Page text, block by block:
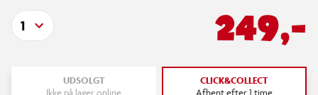
249,-
1
UDSOLGT
Ikke på lager online
CLICK&COLLECT
Afhent efter 1 time